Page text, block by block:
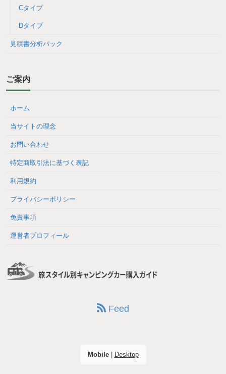
Cタイプ
Dタイプ
見積書分析パック
ご案内
ホーム
当サイトの理念
お問い合わせ
特定商取引法に基づく表記
利用規約
プライバシーポリシー
免責事項
運営者プロフィール
Feed
Mobile| Desktop